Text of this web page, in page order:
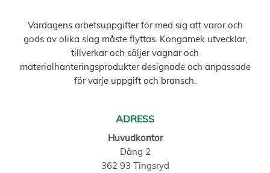
Vardagens arbetsuppgifter för med sig att varor och
gods av olika slag måste flyttas. Kongamek utvecklar,
tillverkar och säljer vagnar och
materialhanteringsprodukter designade och anpassade
för varje uppgift och bransch.
ADRESS
Huvudkontor
Dång 2
362 93 Tingsryd